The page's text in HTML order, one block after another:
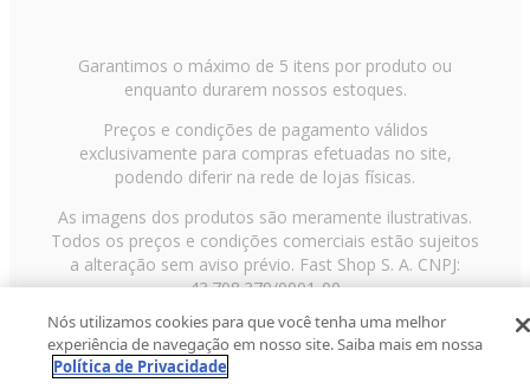
Garantimos o máximo de 5 itens por produto ou
enquanto durarem nossos estoques.
Preços e condições de pagamento válidos
exclusivamente para compras efetuadas no site,
podendo diferir na rede de lojas físicas.
As imagens dos produtos são meramente ilustrativas.
Todos os preços e condições comerciais estão sujeitos
a alteração sem aviso prévio. Fast Shop S. A. CNPJ:
43.708.379/0001-00
Avenida Zaki Narchi, nº 1650, sobreloja, Carandiru, São
Paulo/SP, CEP 02029-001, Telefone: 11 3003-3728 ©
2013 Fast Shop - Todos os direitos reservados
Nós utilizamos cookies para que você tenha uma melhor
experiência de navegação em nosso site. Saiba mais em nossa
Política de Privacidade